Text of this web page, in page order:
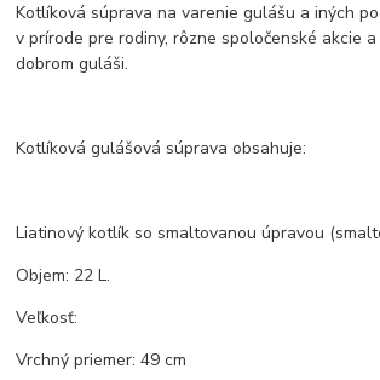
Kotlíková súprava na varenie gulášu a iných
v prírode pre rodiny, rôzne spoločenské akcie
dobrom guláši.
Kotlíková gulášová súprava obsahuje:
Liatinový kotlík so smaltovanou úpravou
Objem: 22 L.
Veľkosť:
Vrchný priemer: 49 cm